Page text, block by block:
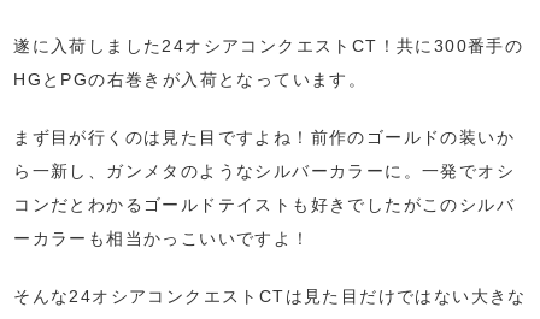
遂に入荷しました24オシアコンクエストCT！共に300番手の
HGとPGの右巻きが入荷となっています。
まず目が行くのは見た目ですよね！前作のゴールドの装いか
ら一新し、ガンメタのようなシルバーカラーに。一発でオシ
コンだとわかるゴールドテイストも好きでしたがこのシルバ
ーカラーも相当かっこいいですよ！
そんな24オシアコンクエストCTは見た目だけではない大きな